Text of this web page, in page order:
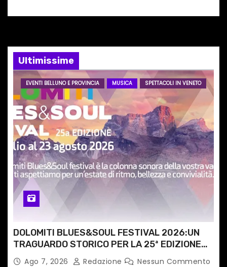
n
e
a
r
t
i
c
o
l
Ultimissime
EVENTI BELLUNO E PROVINCIA MUSICA SPETTACOLI IN VENETO
DOLOMITI BLUES&SOUL FESTIVAL 2026:UN
TRAGUARDO STORICO PER LA 25ª EDIZIONE
TRA LE CIME PATRIMONIO UNESCO
Ago 7, 2026 Redazione Nessun Commento